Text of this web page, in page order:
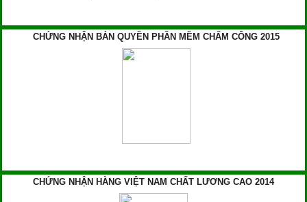
CHỨNG NHẬN BẢN QUYỀN PHẦN MỀM CHẤM CÔNG 2015
CHỨNG NHẬN HÀNG VIỆT NAM CHẤT LƯƠNG CAO 2014